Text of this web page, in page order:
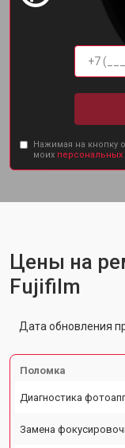
Нажимая на кнопку
моих персональных
Цены на
Fujifilm
Дата обновления
Поломка
Диагностика
Замена